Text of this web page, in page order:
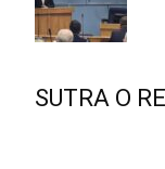
SUTRA O